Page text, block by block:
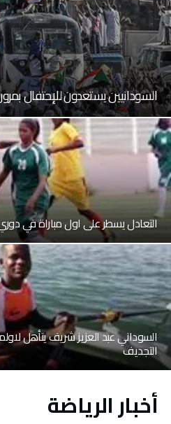
السودانيين يستعدون للإحتفال
التعادل يسطر على اول مباراة في
التجديف
أخبار الرياضة